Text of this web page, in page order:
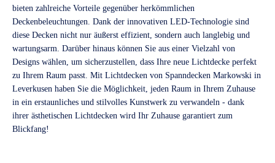
bieten zahlreiche Vorteile gegenüber herkömmlichen
Deckenbeleuchtungen. Dank der innovativen LED-Technologie sind
diese Decken nicht nur äußerst effizient, sondern auch langlebig und
wartungsarm. Darüber hinaus können Sie aus einer Vielzahl von
Designs wählen, um sicherzustellen, dass Ihre neue Lichtdecke perfekt
zu Ihrem Raum passt. Mit Lichtdecken von Spanndecken Markowski in
Leverkusen haben Sie die Möglichkeit, jeden Raum in Ihrem Zuhause
in ein erstaunliches und stilvolles Kunstwerk zu verwandeln - dank
ihrer ästhetischen Lichtdecken wird Ihr Zuhause garantiert zum
Blickfang!